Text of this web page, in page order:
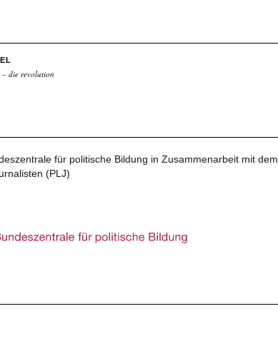
– die revolution
für politische Bildung in Zusammenarbeit mit dem
(PLJ)